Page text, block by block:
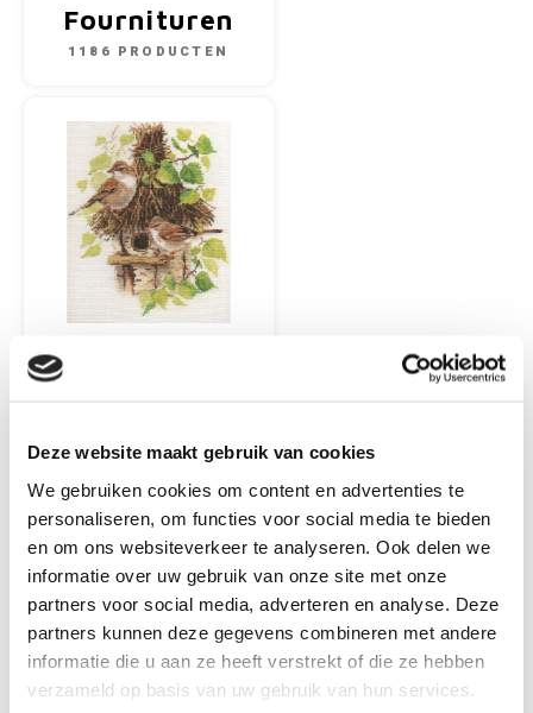
Deze website maakt gebruik van cookies
We gebruiken cookies om content en advertenties te
personaliseren, om functies voor social media te bieden
en om ons websiteverkeer te analyseren. Ook delen we
informatie over uw gebruik van onze site met onze
partners voor social media, adverteren en analyse. Deze
partners kunnen deze gegevens combineren met andere
informatie die u aan ze heeft verstrekt of die ze hebben
verzameld op basis van uw gebruik van hun services.
Fournituren
1186 PRODUCTEN